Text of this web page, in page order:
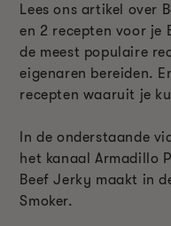
Lees ons artikel over
en 2 recepten voor je
de meest populaire
eigenaren bereiden.
recepten waaruit je
In de onderstaande
het kanaal Armadillo
Beef Jerky maakt in
Smoker.